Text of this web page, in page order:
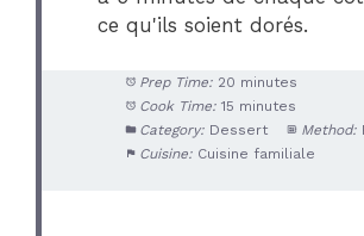
ce qu'ils soient dorés.
Prep Time: 20 minutes
Cook Time: 15 minutes
Category: Dessert Method:
Cuisine: Cuisine familiale